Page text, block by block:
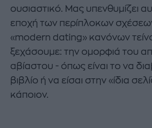
ουσιαστικό. Μας υπενθυμίζει
εποχή των περίπλοκων
«modern dating» κανόνων
ξεχάσουμε: την ομορφιά του
αβίαστου - όπως είναι το να
βιβλίο ή να είσαι στην «ίδια
κάποιον.